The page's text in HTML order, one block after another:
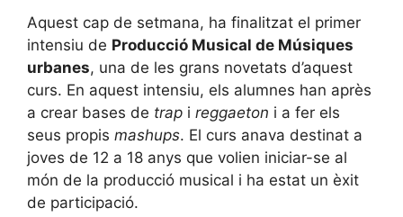
Aquest cap de setmana, ha finalitzat el primer
intensiu de Producció Musical de Músiques
urbanes, una de les grans novetats d’aquest
curs. En aquest intensiu, els alumnes han après
a crear bases de trap i reggaeton i a fer els
seus propis mashups. El curs anava destinat a
joves de 12 a 18 anys que volien iniciar-se al
món de la producció musical i ha estat un èxit
de participació.